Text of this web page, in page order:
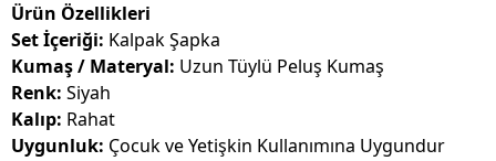
Ürün Özellikleri
Set İçeriği: Kalpak Şapka
Kumaş / Materyal: Uzun Tüylü Peluş Kumaş
Renk: Siyah
Kalıp: Rahat
Uygunluk: Çocuk ve Yetişkin Kullanımına Uygundur